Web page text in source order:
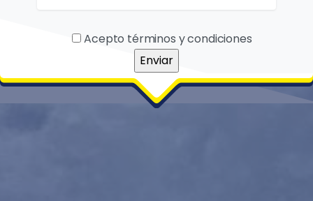
Acepto términos y condiciones